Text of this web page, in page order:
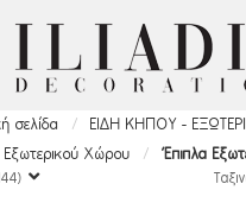
σελίδα
ΕΙΔΗ ΚΗΠΟΥ -
Εξωτερικού Χώρου
Έπιπλα